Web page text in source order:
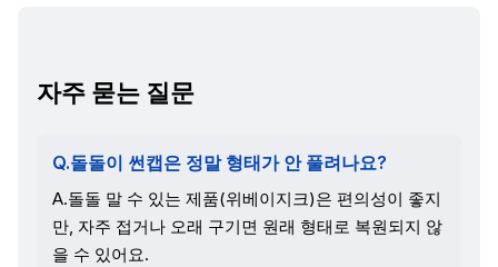
자주 묻는 질문
Q.돌돌이 썬캡은 정말 형태가 안 풀려나요?
A.돌돌 말 수 있는 제품(위베이지크)은 편의성이 좋지
만, 자주 접거나 오래 구기면 원래 형태로 복원되지 않
을 수 있어요.